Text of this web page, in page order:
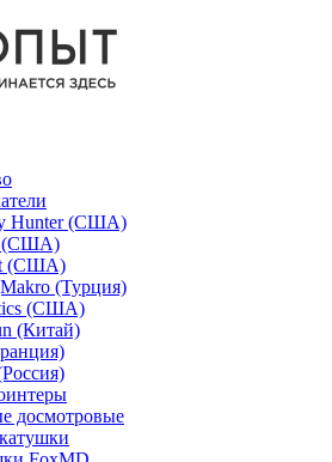
Hunter (США)
(США)
(США)
(Турция)
(США)
(Китай)
досмотровые